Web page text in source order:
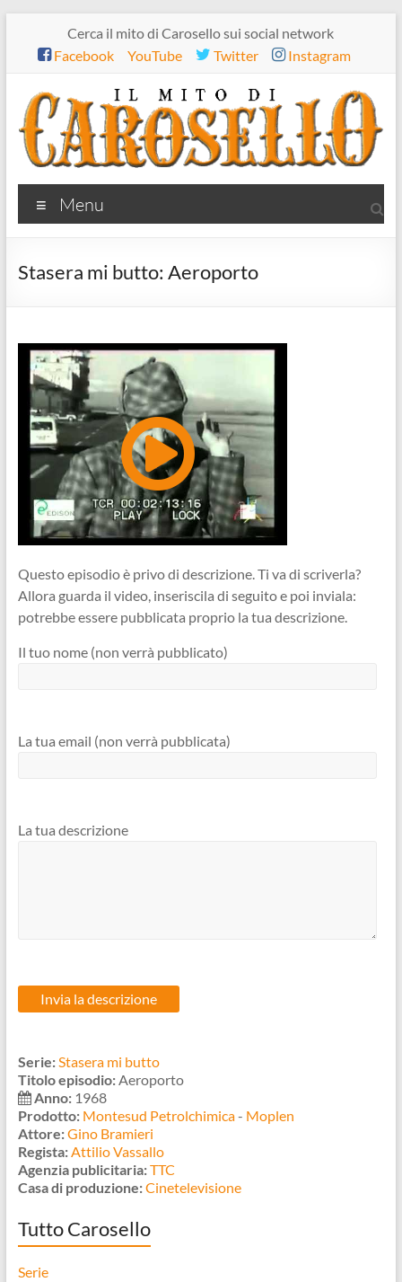
contenuto
Cerca il mito di Carosello sui social network
Facebook
YouTube Twitter Instagram
Il
mito
di
Menu
Stasera mi butto: Aeroporto
Questo episodio è privo di descrizione. Ti va di scriverla?
Allora guarda il video, inseriscila di seguito e poi inviala:
potrebbe essere pubblicata proprio la tua descrizione.
Il tuo nome (non verrà pubblicato)
La tua email (non verrà pubblicata)
La tua descrizione
Serie:Stasera mi butto
Titolo episodio:Aeroporto
Anno:1968
Prodotto: Montesud Petrolchimica- Moplen
Attore:Gino Bramieri
Regista:Attilio Vassallo
Agenzia publicitaria:TTC
Casa di produzione:Cinetelevisione
Tutto Carosello
Serie